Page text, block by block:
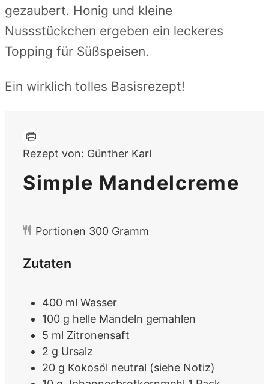
gezaubert. Honig und kleine
Nussstückchen ergeben ein leckeres
Topping für Süßspeisen.
Ein wirklich tolles Basisrezept!
Rezept von: Günther Karl
Simple Mandelcreme
Portionen 300 Gramm
Zutaten
400 ml Wasser
100 g helle Mandeln gemahlen
5 ml Zitronensaft
2 g Ursalz
20 g Kokosöl neutral (siehe Notiz)